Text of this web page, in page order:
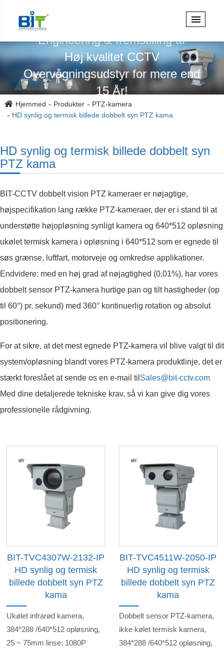
Engineering & fremstilling af
Høj kvalitet CCTV
Overvågningsudstyr for mere end
15 År!
Hjemmed Produkter
PTZ-kamera
HD synlig og termisk billede dobbelt syn PTZ kama
HD synlig og termisk billede dobbelt syn
PTZ kama
BIT-CCTV dobbelt vision PTZ kameraer er nøjagtige,
højspecifikation lang række PTZ-kameraer, der er i stand til at
understøtte højopløsning synligt kamera og 640*512 opløsning
ukølet termisk kamera i opløsning i 640*512 som er egnede til
søs grænse, luftfart, motorveje og omkredse applikationer.
Endvidere: med en høj grad af nøjagtighed (0,01%), har vores
dobbelt sensor PTZ-kamera hurtige pan og tilt hastigheder (op
til 60°) pr. sekund) med 360° kontinuerlig rotation og absolut
positionering.
For at sikre, at det mest egnede PTZ-kamera vil blive valgt til dit
system/opløsning blandt vores PTZ-kamera produktlinje, det er
stærkt foreslået at sende os en e-mail til Sales@bit-cctv.com
Med dine detaljerede tekniske krav, så vi kan give dig vores
professionelle rådgivning.
BIT-TVC4307W-2132-IP
HD synlig og termisk
billede dobbelt syn PTZ
kama
Ukølet infrarød kamera,
384*288 /640*512 opløsning,
25 ~ 75mm linse; 1080P
BIT-TVC4511W-2050-IP
HD synlig og termisk
billede dobbelt syn PTZ
kama
Dobbelt sensor PTZ-kamera,
ikke kølet termisk kamera,
384*288 /640*512 opløsning,